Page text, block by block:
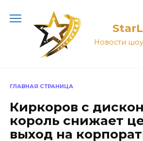
содержанию
Новости
ГЛАВНАЯ СТРАНИЦА
Киркоров с
король снижает
выход на